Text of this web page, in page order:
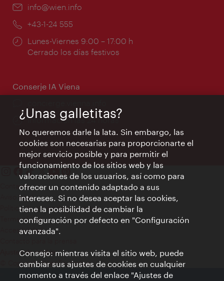
e-
info@wien.info
Teléfono:
+43-1-24 555
Horarios
de
Lunes-Viernes 9:00 – 17:00 h
Cerrado los días festivos
Conserje IA Viena
Información las 24 horas
Contacto
Aviso legal
Política de privacidad de datos
Terms of Use
Accesibilidad
Ajustes de cookie
© Copyright WienTourismus
¿Unas galletitas?
No queremos darle la lata. Sin embargo, las
cookies son necesarias para proporcionarte el
mejor servicio posible y para permitir el
funcionamiento de los sitios web y las
valoraciones de los usuarios, así como para
ofrecer un contenido adaptado a sus
intereses. Si no desea aceptar las cookies,
tiene la posibilidad de cambiar la
configuración por defecto en "Configuración
avanzada".
Consejo: mientras visita el sitio web, puede
cambiar sus ajustes de cookies en cualquier
momento a través del enlace "Ajustes de